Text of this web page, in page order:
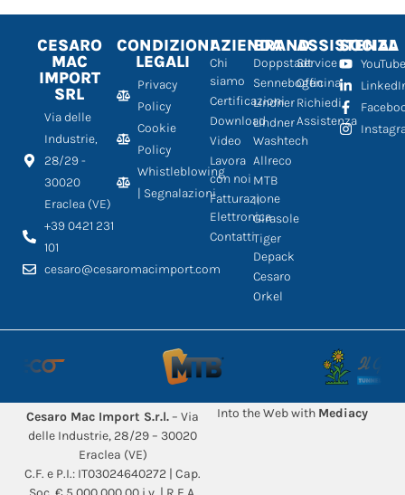
CESARO
MAC
IMPORT
SRL
Via delle
Industrie,
28/29 -
30020
Eraclea (VE)
+39 0421 231
101
cesaro@cesaromacimport.com
CONDIZIONI
LEGALI
Privacy
Policy
Cookie
Policy
Whistleblowing
| Segnalazioni
AZIENDA
Chi
siamo
Certificazioni
Download
Video
Lavora
con noi
Fatturazione
Elettronica
Contatti
BRAND
Doppstadt
Sennebogen
Lindner
Lindner
Washtech
Allreco
MTB
Il
Girasole
Tiger
Depack
Cesaro
Orkel
ASSISTENZA
Service
Officina
Richiedi
Assistenza
SOCIAL
Cesaro Mac Import S.r.l. – Via
delle Industrie, 28/29 – 30020
Eraclea (VE)
C.F. e P.I.: IT03024640272 | Cap.
Into the Web with Mediacy